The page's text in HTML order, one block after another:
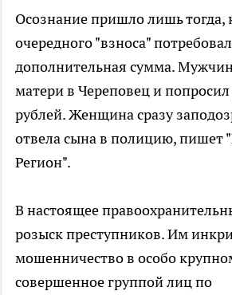
Осознание пришло лишь тогда,
очередного "взноса"
дополнительная сумма.
матери в Череповец и попросил
рублей. Женщина сразу
отвела сына в полицию, пишет
Регион".
В настоящее
розыск преступников. Им
мошенничество в особо
совершенное группой лиц по